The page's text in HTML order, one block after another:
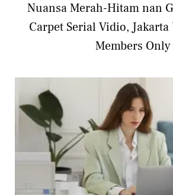
Nuansa Merah-Hitam nan
Carpet Serial Vidio,
Members Only